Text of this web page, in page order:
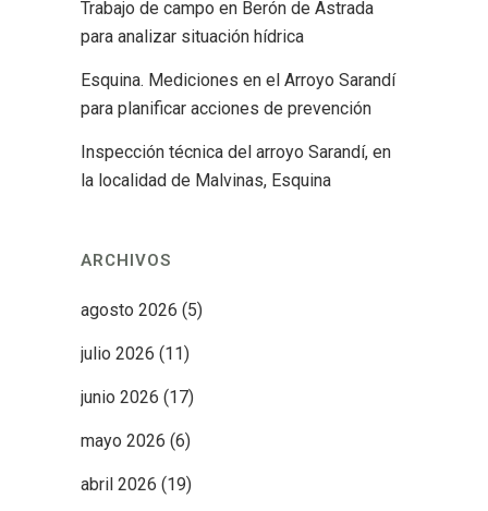
Trabajo de campo en Berón de Astrada
para analizar situación hídrica
Esquina. Mediciones en el Arroyo Sarandí
para planificar acciones de prevención
Inspección técnica del arroyo Sarandí, en
la localidad de Malvinas, Esquina
ARCHIVOS
agosto 2026 (5)
julio 2026 (11)
junio 2026 (17)
mayo 2026 (6)
abril 2026 (19)